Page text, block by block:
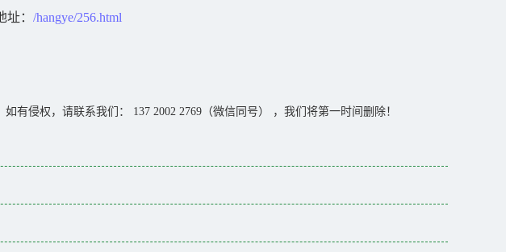
： /hangye/256.html
有侵权，请联系我们： 137 2002 2769（微信同号） ，我们将第一时间删除！